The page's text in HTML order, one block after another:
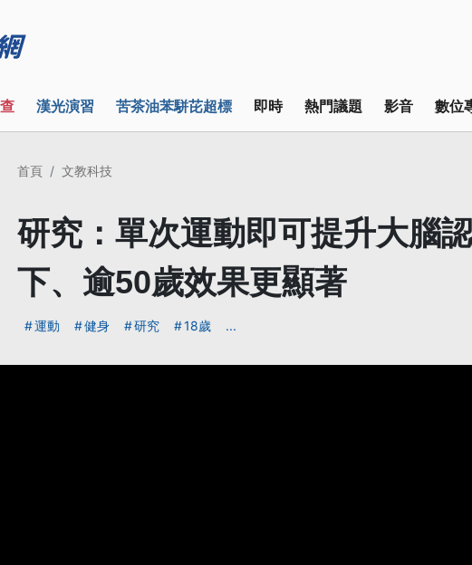
漢光演習 苦茶油苯駢芘超標 即時 熱門議題 影音 數位
首頁 文教科技
研究：單次運動即可提升大腦
下、逾50歲效果更顯著
運動 健身 研究 18歲 ...